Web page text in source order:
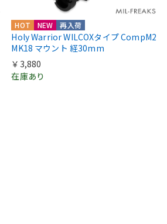
HOT NEW 再入荷
Holy Warrior WILCOXタイプ CompM2
MK18 マウント 経30mm
￥3,880
在庫あり